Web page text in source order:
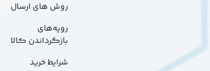
روش های ارسال
رویه‌های
بازگرداندن کالا
شرایط خرید